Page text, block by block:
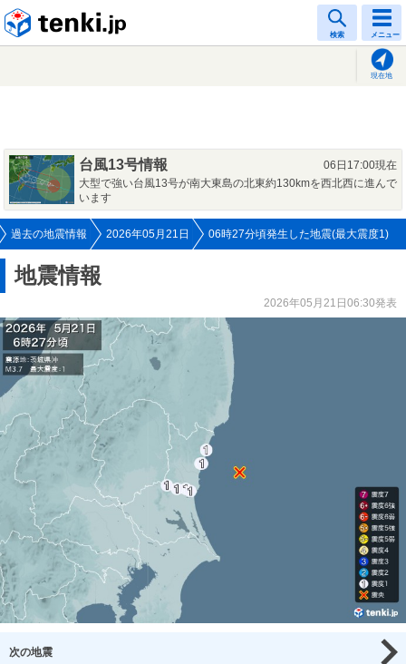
検索 メニュー
現在地
台風13号情報
06日17:00現在
大型で強い台風13号が南大東島の北東約130kmを西北西に進んで
います
過去の地震情報 2026年05月21日 06時27分頃発生した地震(最大震度1)
地震情報
2026年05月21日06:30発表
次の地震